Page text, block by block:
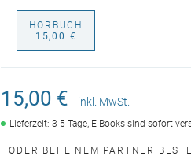
HÖRBUCH
15,00 €
15,00 € inkl. MwSt.
Lieferzeit: 3-5 Tage, E-Books sind sofort
ODER BEI EINEM PARTNER